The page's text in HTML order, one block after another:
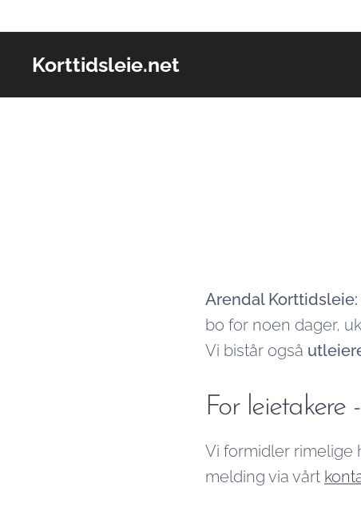
Korttidsleie.net
Arendal
bo for noen dager,
Vi bistår også
For leietakere
Vi formidler rimelige
melding via vårt